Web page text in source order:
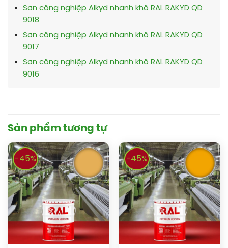
Sơn công nghiệp Alkyd nhanh khô RAL RAKYD QD
9018
Sơn công nghiệp Alkyd nhanh khô RAL RAKYD QD
9017
Sơn công nghiệp Alkyd nhanh khô RAL RAKYD QD
9016
Sản phẩm tương tự
-45% -45%